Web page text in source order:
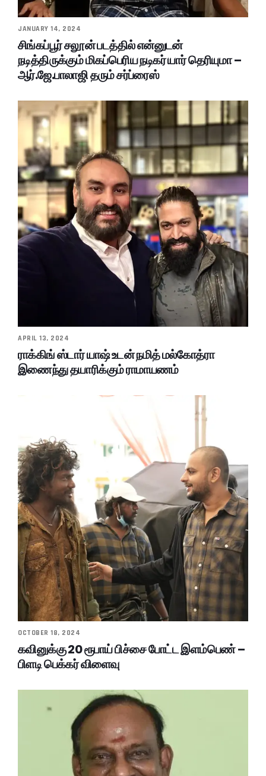
JANUARY 14, 2024
சிங்கப்பூர் சலூன் படத்தில் என்னுடன்
நடித்திருக்கும் மிகப்பெரிய நடிகர் யார் தெரியுமா –
ஆர்.ஜே.பாலாஜி தரும் சர்ப்ரைஸ்
APRIL 13, 2024
ராக்கிங் ஸ்டார் யாஷ் உடன் நமித் மல்கோத்ரா
இணைந்து தயாரிக்கும் ராமாயணம்
OCTOBER 18, 2024
கவினுக்கு 20 ரூபாய் பிச்சை போட்ட இளம்பெண் –
பிளடி பெக்கர் விளைவு